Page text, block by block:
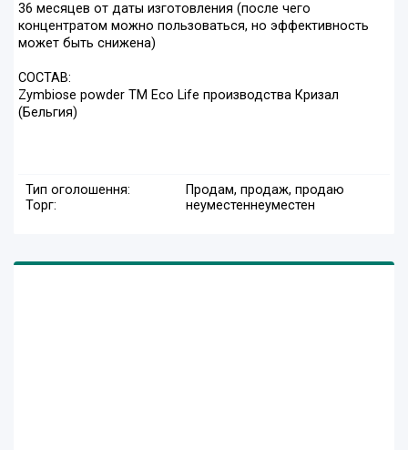
36 месяцев от даты изготовления (после чего
концентратом можно пользоваться, но эффективность
может быть снижена)
СОСТАВ:
Zymbiose powder ТМ Eco Life производства Кризал
(Бельгия)
Тип оголошення:
Продам, продаж, продаю
Торг:
неуместеннеуместен